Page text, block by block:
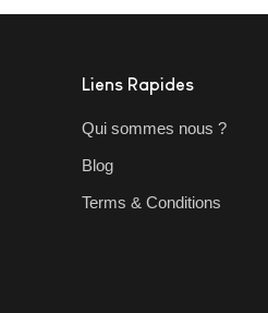
Liens Rapides
Qui sommes nous ?
Blog
Terms & Conditions